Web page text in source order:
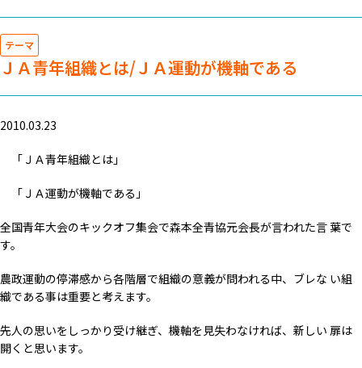
テーマ
ＪＡ青年組織とは/ＪＡ運動が機軸である
2010.03.23
「ＪＡ青年組織とは」
「ＪＡ運動が機軸である」
全国青年大会のキックオフ集会で森本全青協元会長が言われた言 葉で
す。
農政運動の停滞感から各階層で組織の意義が問われる中、ブレな い組
織である事は重要と考えます。
先人の思いをしっかり受け継ぎ、機軸を見失わなければ、新しい 扉は
開くと思います。